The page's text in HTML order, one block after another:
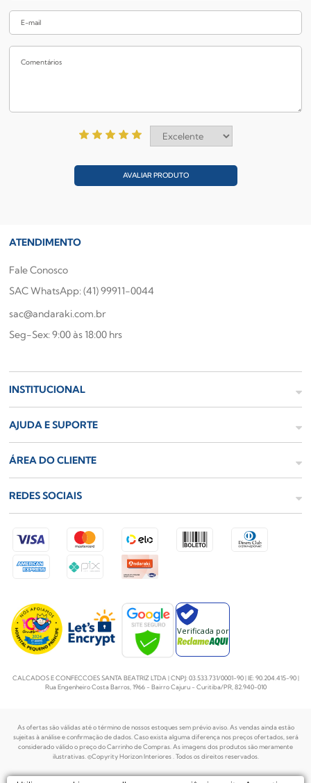
AVALIAR PRODUTO
ATENDIMENTO
Fale Conosco
SAC WhatsApp: (41) 99911-0044
sac@andaraki.com.br
Seg-Sex: 9:00 às 18:00 hrs
INSTITUCIONAL
AJUDA E SUPORTE
ÁREA DO CLIENTE
REDES SOCIAIS
Verificada por
CALCADOS E CONFECCOES SANTA BEATRIZ LTDA | CNPJ: 03.533.731/0001-90 | IE: 90.204.415-90 |
Rua Engenheiro Costa Barros, 1966 - Bairro Cajuru - Curitiba/PR, 82.940-010
As ofertas são válidas até o término de nossos estoques sem prévio aviso. As vendas ainda estão
sujeitas à análise e confirmação de dados. Caso exista alguma diferença nos preçosofertados, será
considerado válido o preço do Carrinho de Compras. As imagens dos produtos são meramente
ilustrativas. ©Copyrity Horizon Interiores . Todos os direitos reservados.